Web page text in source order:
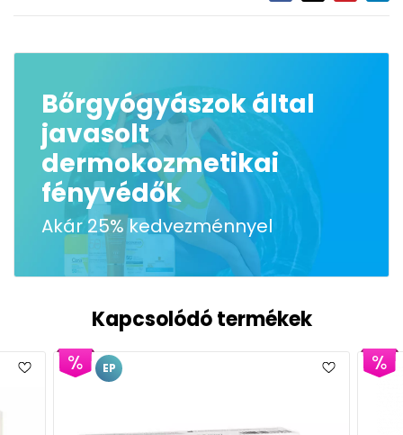
Bőrgyógyászok által
javasolt
dermokozmetikai
fényvédők
Akár 25% kedvezménnyel
Kapcsolódó termékek
EP